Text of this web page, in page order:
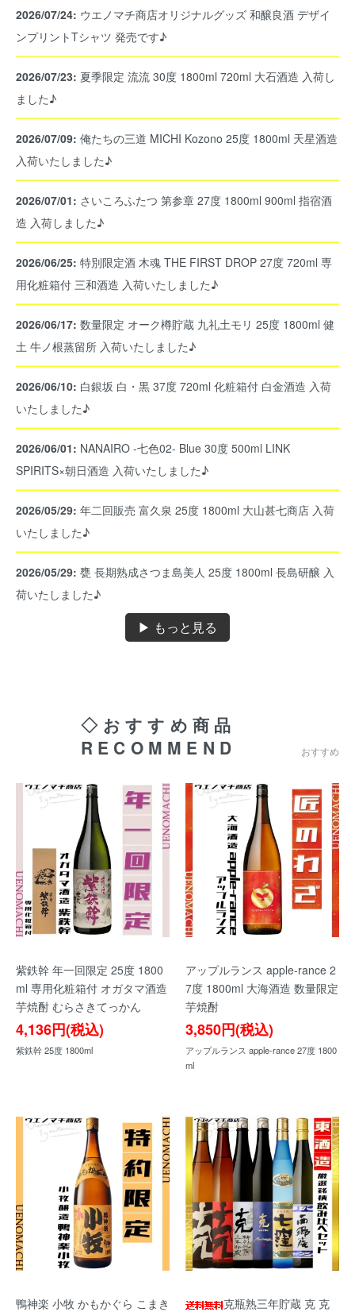
2026/07/24: ウエノマチ商店オリジナルグッズ 和醸良酒 デザイ
ンプリントTシャツ 発売です♪
2026/07/23: 夏季限定 流流 30度 1800ml 720ml 大石酒造 入荷し
ました♪
2026/07/09: 俺たちの三道 MICHI Kozono 25度 1800ml 天星酒造
入荷いたしました♪
2026/07/01: さいころふたつ 第参章 27度 1800ml 900ml 指宿酒
造 入荷しました♪
2026/06/25: 特別限定酒 木魂 THE FIRST DROP 27度 720ml 専
用化粧箱付 三和酒造 入荷いたしました♪
2026/06/17: 数量限定 オーク樽貯蔵 九礼土モリ 25度 1800ml 健
土 牛ノ根蒸留所 入荷いたしました♪
2026/06/10: 白銀坂 白・黒 37度 720ml 化粧箱付 白金酒造 入荷
いたしました♪
2026/06/01: NANAIRO -七色02- Blue 30度 500ml LINK
SPIRITS×朝日酒造 入荷いたしました♪
2026/05/29: 年二回販売 富久泉 25度 1800ml 大山甚七商店 入荷
いたしました♪
2026/05/29: 甕 長期熟成さつま島美人 25度 1800ml 長島研醸 入
荷いたしました♪
▶ もっと見る
◇おすすめ商品
RECOMMEND
おすすめ
紫鉄幹 年一回限定 25度 1800
ml 専用化粧箱付 オガタマ酒造
芋焼酎 むらさきてっかん
4,136円(税込)
紫鉄幹 25度 1800ml
アップルランス apple-rance 2
7度 1800ml 大海酒造 数量限定
芋焼酎
3,850円(税込)
アップルランス apple-rance 27度 1800
ml
鴨神楽 小牧 かもかぐら こまき 克瓶熟三年貯蔵 克 克